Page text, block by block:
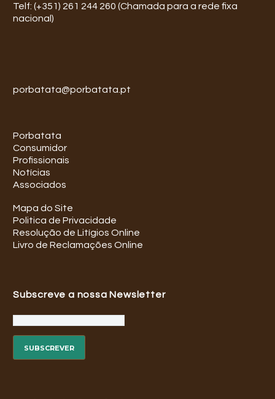
Telf: (+351) 261 244 260 (Chamada para a rede fixa
nacional)
porbatata@porbatata.pt
Porbatata
Consumidor
Profissionais
Notícias
Associados
Mapa do Site
Politica de Privacidade
Resolução de Litígios Online
Livro de Reclamações Online
Subscreve a nossa Newsletter